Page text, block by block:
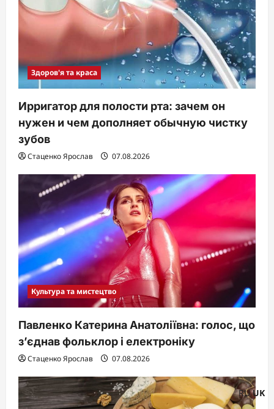
Здоров'я та краса
Ирригатор для полости рта: зачем он
нужен и чем дополняет обычную чистку
зубов
Стаценко Ярослав 07.08.2026
Культура та мистецтво
Павленко Катерина Анатоліївна: голос, що
з’єднав фольклор і електроніку
Стаценко Ярослав 07.08.2026
RU UK